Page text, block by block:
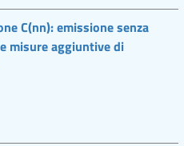
C(nn): emissione senza
misure aggiuntive di